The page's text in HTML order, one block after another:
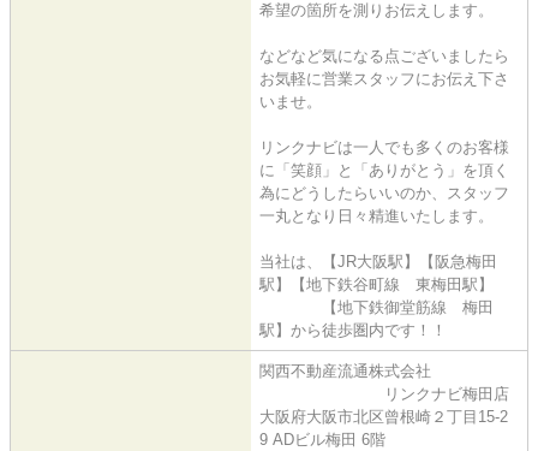
希望の箇所を測りお伝えします。
などなど気になる点ございましたら
お気軽に営業スタッフにお伝え下さ
いませ。
リンクナビは一人でも多くのお客様
に「笑顔」と「ありがとう」を頂く
為にどうしたらいいのか、スタッフ
一丸となり日々精進いたします。
当社は、【JR大阪駅】【阪急梅田
駅】【地下鉄谷町線 東梅田駅】
【地下鉄御堂筋線 梅田
駅】から徒歩圏内です！！
関西不動産流通株式会社
リンクナビ梅田店
大阪府大阪市北区曾根崎２丁目15-2
9 ADビル梅田 6階